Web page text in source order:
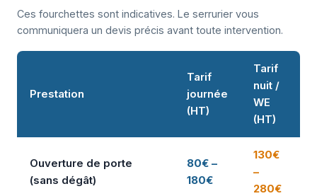
Ces fourchettes sont indicatives. Le serrurier vous
communiquera un devis précis avant toute intervention.
Prestation
Tarif
journée
(HT)
Tarif
nuit /
WE
(HT)
Ouverture de porte
(sans dégât)
80€ –
180€
130€
–
280€